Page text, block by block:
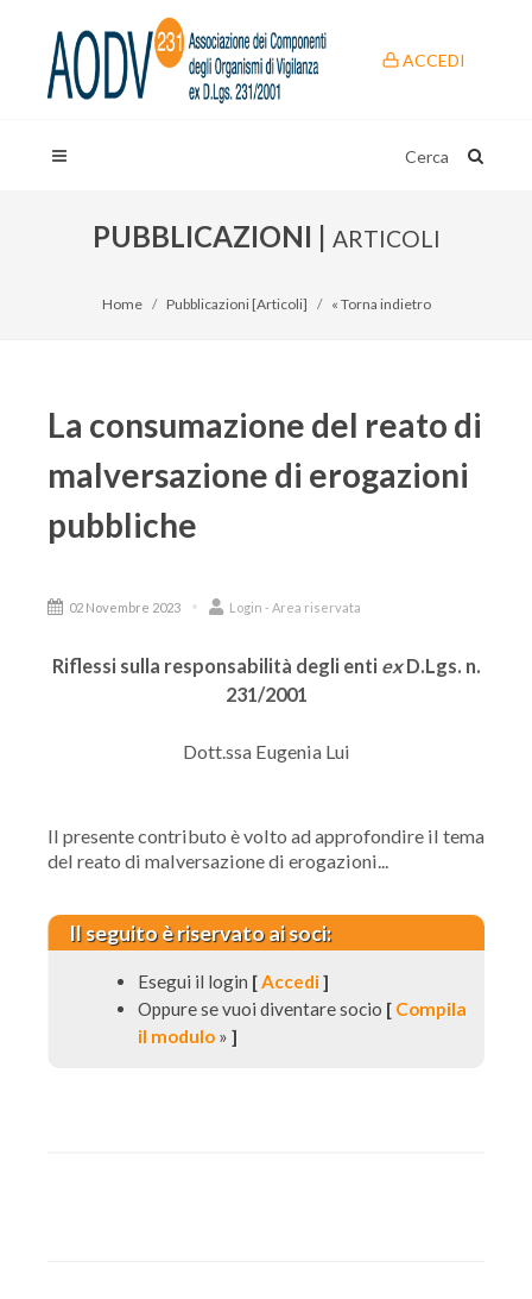
ACCEDI
Cerca
PUBBLICAZIONI | ARTICOLI
Home Pubblicazioni [Articoli] « Torna indietro
La consumazione del reato di
malversazione di erogazioni
pubbliche
02 Novembre 2023 Login - Area riservata
Riflessi sulla responsabilità degli enti exD.Lgs. n.
231/2001
Dott.ssa Eugenia Lui
Il presente contributo è volto ad approfondire il tema
del reato di malversazione di erogazioni...
Il seguito è riservato ai soci:
Esegui il login [Accedi]
Oppure se vuoi diventare socio [ Compila
il modulo » ]